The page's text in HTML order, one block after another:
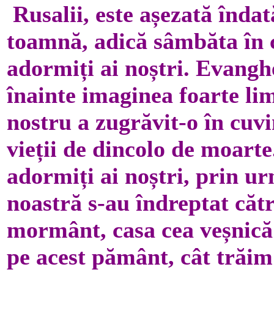
Rusalii, este așezată
toamnă, adică sâmbăta
adormiți ai noștri.
înainte imaginea foarte
nostru a zugrăvit-o în
vieții de dincolo de
adormiți ai noștri, prin
noastră s-au îndreptat
mormânt, casa cea
pe acest pământ, cât